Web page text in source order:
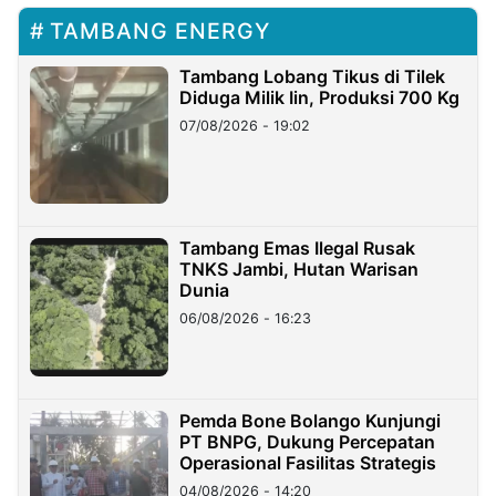
TAMBANG ENERGY
Tambang Lobang Tikus di Tilek
Diduga Milik Iin, Produksi 700 Kg
07/08/2026 - 19:02
Tambang Emas Ilegal Rusak
TNKS Jambi, Hutan Warisan
Dunia
06/08/2026 - 16:23
Pemda Bone Bolango Kunjungi
PT BNPG, Dukung Percepatan
Operasional Fasilitas Strategis
04/08/2026 - 14:20